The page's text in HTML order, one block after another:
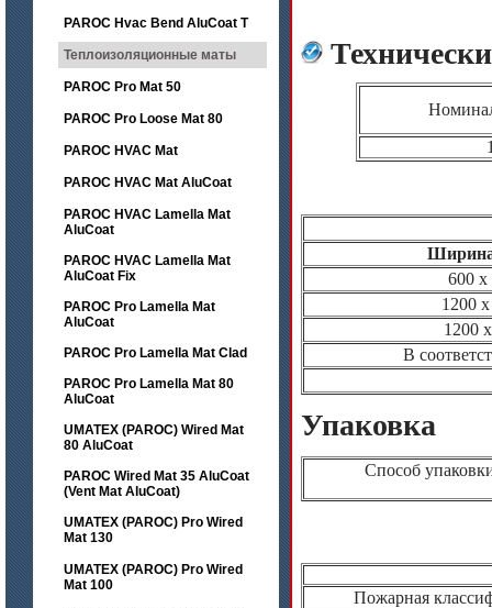
PAROC Hvac Bend AluCoat T
Теплоизоляционные маты
PAROC Pro Mat 50
PAROC Pro Loose Mat 80
PAROC HVAC Mat
PAROC HVAC Mat AluCoat
PAROC HVAC Lamella Mat
AluCoat
PAROC HVAC Lamella Mat
AluCoat Fix
PAROC Pro Lamella Mat
AluCoat
PAROC Pro Lamella Mat Clad
PAROC Pro Lamella Mat 80
AluCoat
UMATEX (PAROC) Wired Mat
80 AluCoat
PAROC Wired Mat 35 AluCoat
(Vent Mat AluCoat)
UMATEX (PAROC) Pro Wired
Mat 130
UMATEX (PAROC) Pro Wired
Mat 100
600 x
1200
1200
В
Упаковка
Способ
Пожарная